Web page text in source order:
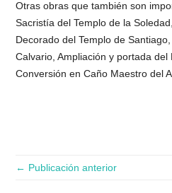
Otras obras que también son
Sacristía del Templo de la
Decorado del Templo de
Calvario, Ampliación y portada del
Conversión en Caño Maestro del
← Publicación anterior